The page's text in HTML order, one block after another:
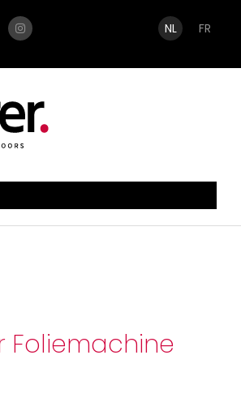
NL FR
Foliemachine